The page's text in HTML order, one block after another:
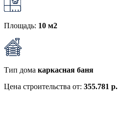
Площадь: 10 м2
Тип дома каркасная баня
Цена строительства от: 355.781 р.